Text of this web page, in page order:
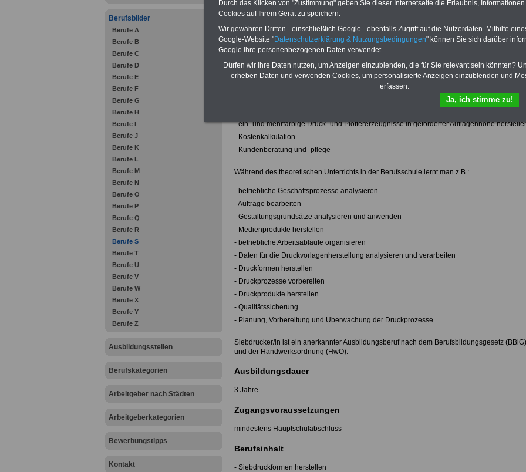
Berufsbilder
Berufe A
Berufe B
Berufe C
Berufe D
Berufe E
Berufe F
Berufe G
Berufe H
Berufe I
Berufe J
Berufe K
Berufe L
Berufe M
Berufe N
Berufe O
Berufe P
Berufe Q
Berufe R
Berufe S
Berufe T
Berufe U
Berufe V
Berufe W
Berufe X
Berufe Y
Berufe Z
Ausbildungsstellen
Berufskategorien
Arbeitgeber nach Städten
Arbeitgeberkategorien
Bewerbungstipps
Kontakt
- Druckformträger auswählen, prüfen und vorbereiteen
- Siebdruckform herstellen
- Farbtöne mischen, abstimmen und andrucken,
- Bedruckstoffe verwendungsbezogen auswählen und einsetzen
- Druckmaschine auftragsbezogen einrichten
- Druckformträger unter Berücksichtigung des Druckbildes auswählen
- ein- und mehrfarbige Druck- und Plottererzeugnisse in geforderter Auflagenhöhe
- Kostenkalkulation
- Kundenberatung und -pflege
Während des theoretischen Unterrichts in der Berufsschule lernt man z.B.:
- betriebliche Geschäftsprozesse analysieren
- Aufträge bearbeiten
- Gestaltungsgrundsätze analysieren und anwenden
- Medienprodukte herstellen
- betriebliche Arbeitsabläufe organisieren
- Daten für die Druckvorlagenherstellung analysieren und verarbeiten
- Druckformen herstellen
- Druckprozesse vorbereiten
- Druckprodukte herstellen
- Qualitätssicherung
- Planung, Vorbereitung und Überwachung der Druckprozesse
Siebdrucker/in ist ein anerkannter Ausbildungsberuf nach dem Berufsbildungsgesetz (BBiG)
und der Handwerksordnung (HwO).
Ausbildungsdauer
3 Jahre
Zugangsvoraussetzungen
mindestens Hauptschulabschluss
Berufsinhalt
- Siebdruckformen herstellen
Durch das Klicken von "Zustimmung" geben Sie dieser Internetseite die Erlaubnis,
Cookies auf Ihrem Gerät zu speichern.
Wir gewähren Dritten - einschließlich Google - ebenfalls Zugriff auf die Nutzerdaten. Mithilfe
Google-Website "Datenschutzerklärung & Nutzungsbedingungen" können Sie sich darüber
Google ihre personenbezogenen Daten verwendet.
Dürfen wir Ihre Daten nutzen, um Anzeigen einzublenden, die für Sie relevant sein könnten?
erheben Daten und verwenden Cookies, um personalisierte Anzeigen einzublenden und
erfassen.
Ja, ich stimme zu!